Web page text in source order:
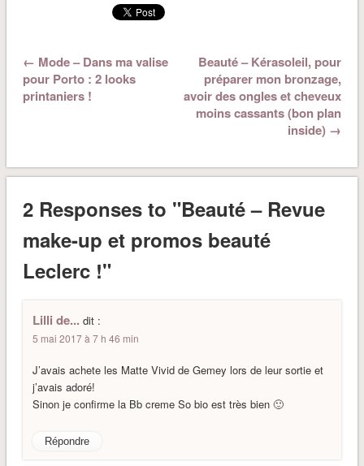
← Mode – Dans ma valise
pour Porto : 2 looks
printaniers !
Beauté – Kérasoleil, pour
préparer mon bronzage,
avoir des ongles et cheveux
moins cassants (bon plan
inside) →
2 Responses to "Beauté – Revue
make-up et promos beauté
Leclerc !"
Lilli de... dit :
5 mai 2017 à 7 h 46 min
J’avais achete les Matte Vivid de Gemey lors de leur sortie et
j’avais adoré!
Sinon je confirme la Bb creme So bio est très bien 🙂
Répondre